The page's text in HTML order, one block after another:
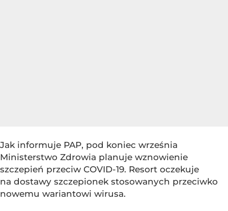
Jak informuje PAP, pod koniec września
Ministerstwo Zdrowia planuje wznowienie
szczepień przeciw COVID-19. Resort oczekuje
na dostawy szczepionek stosowanych przeciwko
nowemu wariantowi wirusa.